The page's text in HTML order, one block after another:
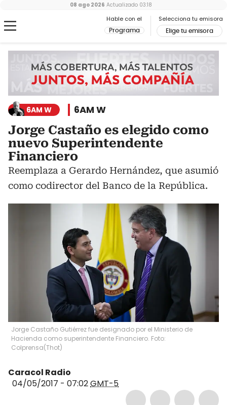
Hable con el
Programa
Selecciona tu emisora
Elige tu emisora
08 ago 2026 Actualizado 03:18
6AM W 6AM W
Jorge Castaño es elegido como
nuevo Superintendente
Financiero
Reemplaza a Gerardo Hernández, que asumió
como codirector del Banco de la República.
Jorge Castaño Gutiérrez fue designado por el Ministerio de
Hacienda como superintendente Financiero. Foto:
Colprensa(Thot)
Caracol Radio
04/05/2017 - 07:02GMT-5